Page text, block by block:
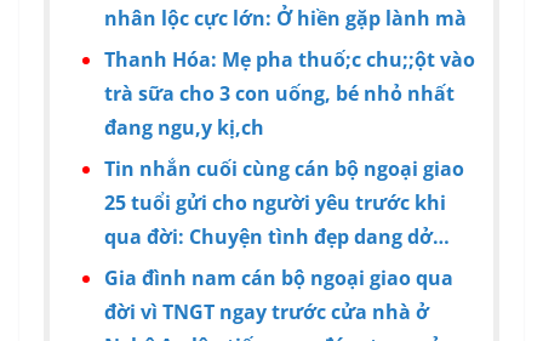
nhân lộc cực lớn: Ở hiền gặp lành mà
Thanh Hóa: Mẹ pha thuố;c chu;;ột vào
trà sữa cho 3 con uống, bé nhỏ nhất
đang ngu,y kị,ch
Tin nhắn cuối cùng cán bộ ngoại giao
25 tuổi gửi cho người yêu trước khi
qua đời: Chuyện tình đẹp dang dở…
Gia đình nam cán bộ ngoại giao qua
đời vì TNGT ngay trước cửa nhà ở